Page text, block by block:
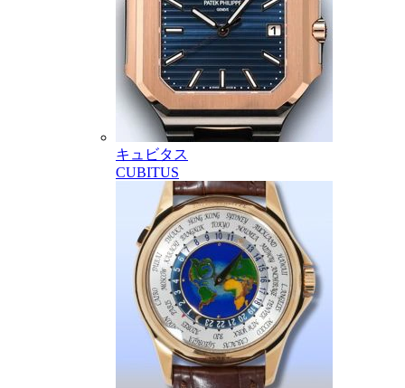
キュビタス
CUBITUS